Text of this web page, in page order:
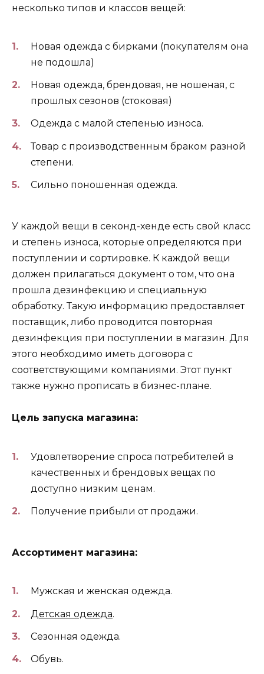
несколько типов и классов вещей:
Новая одежда с бирками (покупателям она
не подошла)
Новая одежда, брендовая, не ношеная, с
прошлых сезонов (стоковая)
Одежда с малой степенью износа.
Товар с производственным браком разной
степени.
Сильно поношенная одежда.
У каждой вещи в секонд-хенде есть свой класс
и степень износа, которые определяются при
поступлении и сортировке. К каждой вещи
должен прилагаться документ о том, что она
прошла дезинфекцию и специальную
обработку. Такую информацию предоставляет
поставщик, либо проводится повторная
дезинфекция при поступлении в магазин. Для
этого необходимо иметь договора с
соответствующими компаниями. Этот пункт
также нужно прописать в бизнес-плане.
Цель запуска магазина:
Удовлетворение спроса потребителей в
качественных и брендовых вещах по
доступно низким ценам.
Получение прибыли от продажи.
Ассортимент магазина:
Мужская и женская одежда.
Детская одежда.
Сезонная одежда.
Обувь.